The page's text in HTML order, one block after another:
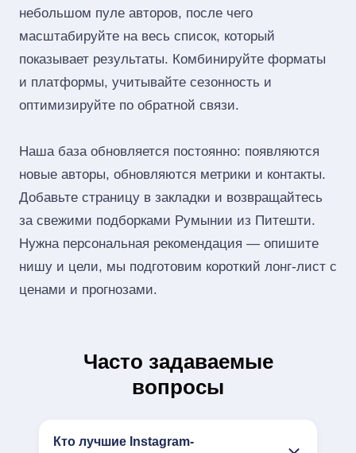
небольшом пуле авторов, после чего
масштабируйте на весь список, который
показывает результаты. Комбинируйте форматы
и платформы, учитывайте сезонность и
оптимизируйте по обратной связи.
Наша база обновляется постоянно: появляются
новые авторы, обновляются метрики и контакты.
Добавьте страницу в закладки и возвращайтесь
за свежими подборками Румынии из Питешти.
Нужна персональная рекомендация — опишите
нишу и цели, мы подготовим короткий лонг‑лист с
ценами и прогнозами.
Часто задаваемые
вопросы
Кто лучшие Instagram-